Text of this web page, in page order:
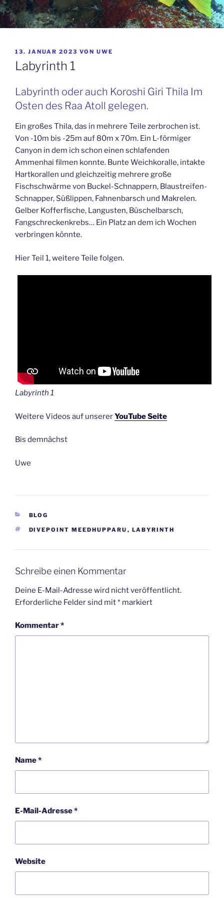
VERÖFFENTLICHT
AM
13. JANUAR 2023 VON UWE
Labyrinth 1
Labyrinth oder auch Koroshi Giri Thila Im
Osten des Raa Atoll gelegen.
Ein großes Thila, das in mehrere Teile zerbrochen ist.
Von -10m bis -25m auf 80m x 70m. Ein L-förmiger
Canyon in dem ich schon einen schlafenden
Ammenhai filmen konnte. Bunte Weichkoralle, intakte
Hartkorallen und gleichzeitig mehrere große
Fischschwärme von Buckel-Schnappern, Blaustreifen-
Schnapper, Süßlippen, Fahnenbarsch und Makrelen.
Gelber Kofferfische, Langusten, Büschelbarsch,
Fangschreckenkrebs… Ein Platz an dem ich Wochen
verbringen könnte.
Hier Teil 1, weitere Teile folgen.
Labyrinth 1
Weitere Videos auf unsererYouTube Seite
Bis demnächst
Uwe
KATEGORIEN
BLOG
SCHLAGWÖRTER
DIVEPOINT MEEDHUPPARU , LABYRINTH
Schreibe einen Kommentar
Deine E-Mail-Adresse wird nicht veröffentlicht.
Erforderliche Felder sind mit* markiert
Kommentar*
Name*
E-Mail-Adresse*
Website